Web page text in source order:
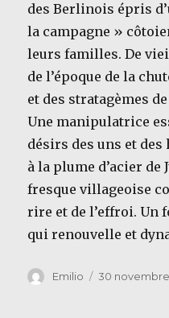
des Berlinois épris
la campagne »
leurs familles. De
de l’époque de la
et des stratagèmes
Une manipulatrice
désirs des uns et des
à la plume d’acier de
fresque villageoise
rire et de l’effroi.
qui renouvelle et
Auteur
Emilio
Publié
30 novembre